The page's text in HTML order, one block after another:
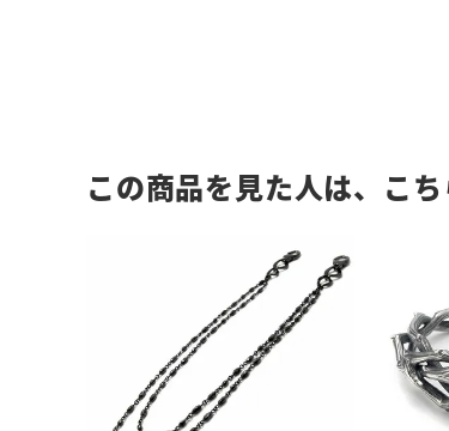
この商品を見た人は、こ